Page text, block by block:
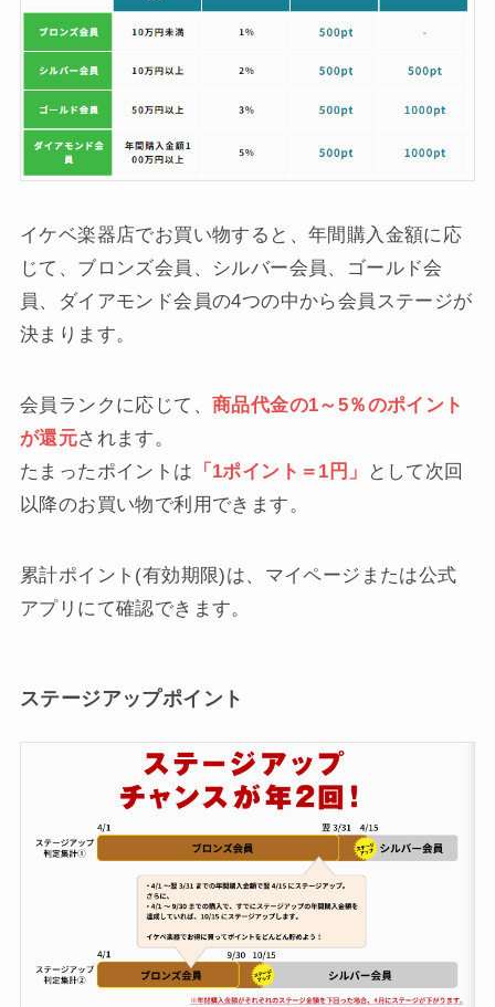
イケベ楽器店でお買い物すると、年間購入金額に応
じて、ブロンズ会員、シルバー会員、ゴールド会
員、ダイアモンド会員の4つの中から会員ステージが
決まります。
会員ランクに応じて、 商品代金の1～5％のポイント
が還元されます。
たまったポイントは 「1ポイント＝1円」
として次回
以降のお買い物で利用できます。
累計ポイント(有効期限)は、マイページまたは公式
アプリにて確認できます。
ステージアップポイント